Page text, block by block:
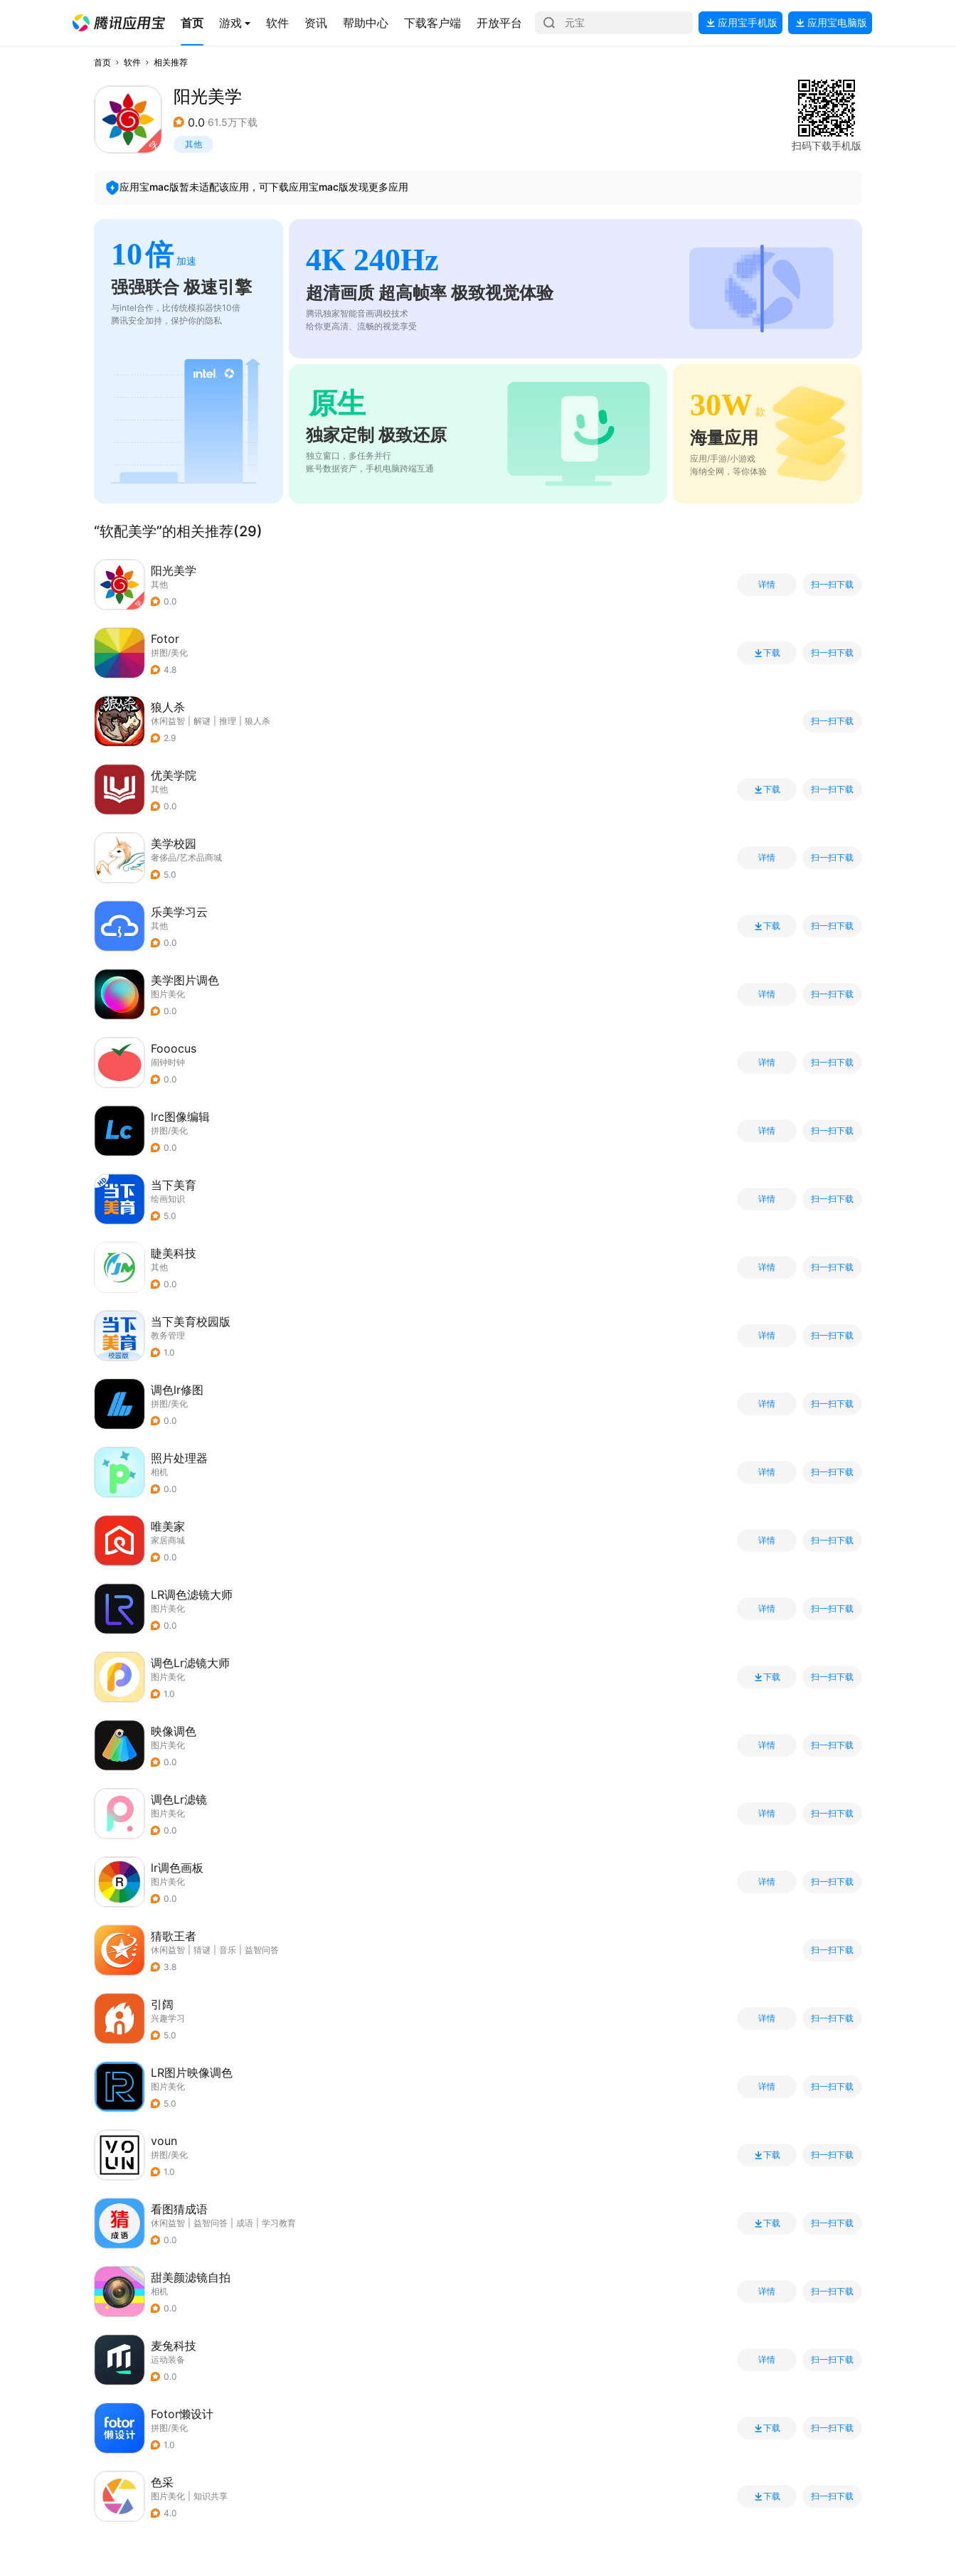
首页 游戏 软件 资讯 帮助中心 下载客户端 开放平台 应用宝手机版 应用宝电脑版
首页 软件 相关推荐
阳光美学
0.0 61.5万下载
其他 扫码下载手机版
应用宝mac版暂未适配该应用，可下载应用宝mac版发现更多应用
10倍 加速
强强联合 极速引擎
与intel合作，比传统模拟器快10倍
腾讯安全加持，保护你的隐私
4K 240Hz
超清画质 超高帧率 极致视觉体验
腾讯独家智能音画调校技术
给你更高清、流畅的视觉享受
原生
独家定制 极致还原
独立窗口，多任务并行
账号数据资产，手机电脑跨端互通
30W 款
海量应用
应用/手游/小游戏
海纳全网，等你体验
“软配美学”的相关推荐(29)
阳光美学
其他
0.0
详情 扫一扫下载
Fotor
拼图/美化
4.8
下载 扫一扫下载
狼人杀
休闲益智 解谜 推理
狼人杀
2.9
扫一扫下载
优美学院
其他
0.0
下载 扫一扫下载
美学校园
奢侈品/艺术品商城
5.0
详情 扫一扫下载
乐美学习云
其他
0.0
下载 扫一扫下载
美学图片调色
图片美化
0.0
详情 扫一扫下载
Fooocus
闹钟时钟
0.0
详情 扫一扫下载
lrc图像编辑
拼图/美化
0.0
详情 扫一扫下载
当下美育
绘画知识
5.0
详情 扫一扫下载
睫美科技
其他
0.0
详情 扫一扫下载
当下美育校园版
教务管理
1.0
详情 扫一扫下载
调色lr修图
拼图/美化
0.0
详情 扫一扫下载
照片处理器
相机
0.0
详情 扫一扫下载
唯美家
家居商城
0.0
详情 扫一扫下载
LR调色滤镜大师
图片美化
0.0
详情 扫一扫下载
调色Lr滤镜大师
图片美化
1.0
下载 扫一扫下载
映像调色
图片美化
0.0
详情 扫一扫下载
调色Lr滤镜
图片美化
0.0
详情 扫一扫下载
lr调色画板
图片美化
0.0
详情 扫一扫下载
猜歌王者
休闲益智 猜谜 音乐
益智问答
3.8
扫一扫下载
引阔
兴趣学习
5.0
详情 扫一扫下载
LR图片映像调色
图片美化
5.0
详情 扫一扫下载
voun
拼图/美化
1.0
下载 扫一扫下载
看图猜成语
休闲益智 益智问答 成语
学习教育
0.0
下载 扫一扫下载
甜美颜滤镜自拍
相机
0.0
详情 扫一扫下载
麦兔科技
运动装备
0.0
详情 扫一扫下载
Fotor懒设计
拼图/美化
1.0
下载 扫一扫下载
色采
图片美化
知识共享
4.0
下载 扫一扫下载